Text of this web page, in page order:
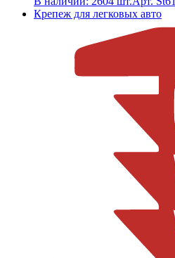
Крепеж для легковых авто